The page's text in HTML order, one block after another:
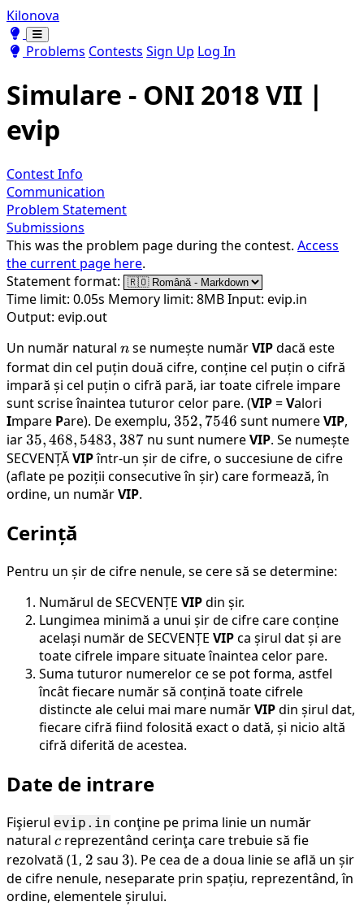
Kilonova
Toggle theme
Toggle theme
Problems Contests Sign Up Log In
Simulare - ONI 2018 VII |
evip
Contest Info
Communication
Problem Statement
Submissions
This was the problem page during the contest. Access
the current page here.
Statement format:
Time limit: 0.05s Memory limit: 8MBInput: evip.in
Output: evip.out
Un număr natural n
n se numește numărVIPdacă este
format din cel puțin două cifre, conține cel puțin o cifră
impară și cel puțin o cifră pară, iar toate cifrele impare
sunt scrise înaintea tuturor celor pare. (VIP=Valori
Impare Pare). De exemplu, 352,
7546
352, 7546 sunt numereVIP,
iar35,
468,
5483,
387
35,468, 5483, 387nu sunt numereVIP. Se numește
SECVENȚĂVIPîntr-un șir de cifre, o succesiune de cifre
(aflate pe poziții consecutive în șir) care formează, în
ordine, un numărVIP.
Cerință
Pentru un șir de cifre nenule, se cere să se determine:
Numărul de SECVENȚE VIPdin șir.
Lungimea minimă a unui șir de cifre care conține
același număr de SECVENȚE VIPca șirul dat și are
toate cifrele impare situate înaintea celor pare.
Suma tuturor numerelor ce se pot forma, astfel
încât fiecare număr să conțină toate cifrele
distincte ale celui mai mare numărVIPdin șirul dat,
fiecare cifră fiind folosită exact o dată, și nicio altă
cifră diferită de acestea.
Date de intrare
Fişierul evip.in conţine pe prima linie un număr
natural c
c reprezentând cerinţa care trebuie să fie
rezolvată (1
1, 2
2 sau 3
3). Pe cea de a doua linie se află un șir
de cifre nenule, neseparate prin spațiu, reprezentând, în
ordine, elementele șirului.